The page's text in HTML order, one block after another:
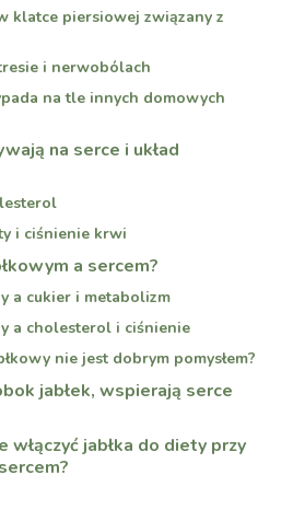
klatce piersiowej związany z
i nerwobólach
na tle innych domowych
na serce i układ
i ciśnienie krwi
a sercem?
a cukier i metabolizm
a cholesterol i ciśnienie
nie jest dobrym pomysłem?
jabłek, wspierają serce
włączyć jabłka do diety przy